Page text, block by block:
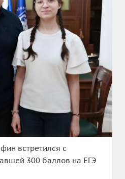
встретился с
300 баллов на ЕГЭ